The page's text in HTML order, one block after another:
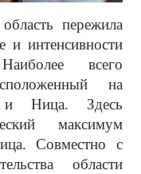
пережила
и интенсивности
всего
на
Ница. Здесь
максимум
Совместно с
области